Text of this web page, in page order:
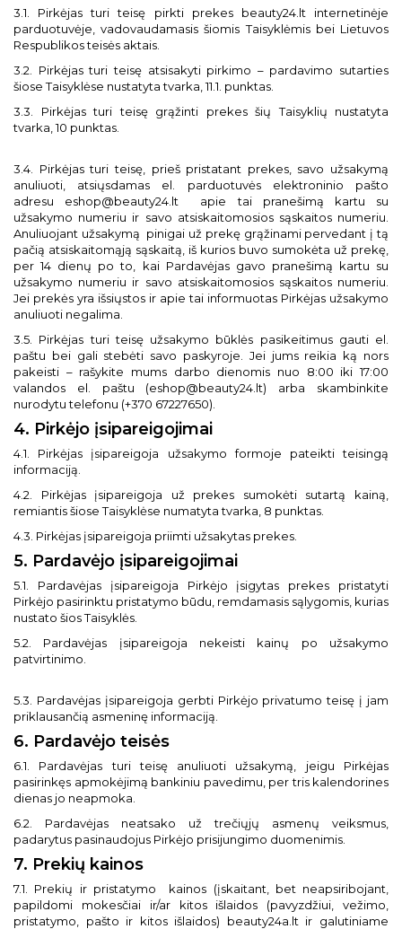
3.1. Pirkėjas turi teisę pirkti prekes beauty24.lt internetinėje
parduotuvėje, vadovaudamasis šiomis Taisyklėmis bei Lietuvos
Respublikos teisės aktais.
3.2. Pirkėjas turi teisę atsisakyti pirkimo – pardavimo sutarties
šiose Taisyklėse nustatyta tvarka, 11.1. punktas.
3.3. Pirkėjas turi teisę grąžinti prekes šių Taisyklių nustatyta
tvarka, 10 punktas.
3.4. Pirkėjas turi teisę, prieš pristatant prekes, savo užsakymą
anuliuoti, atsiųsdamas el. parduotuvės elektroninio pašto
adresu eshop@beauty24.lt
apie tai pranešimą kartu su
užsakymo numeriu ir savo atsiskaitomosios sąskaitos numeriu.
Anuliuojant užsakymą pinigai už prekę grąžinami pervedant į tą
pačią atsiskaitomąją sąskaitą, iš kurios buvo sumokėta už prekę,
per 14 dienų po to, kai Pardavėjas gavo pranešimą kartu su
užsakymo numeriu ir savo atsiskaitomosios sąskaitos numeriu.
Jei prekės yra išsiųstos ir apie tai informuotas Pirkėjas užsakymo
anuliuoti negalima.
3.5. Pirkėjas turi teisę užsakymo būklės pasikeitimus gauti el.
paštu bei gali stebėti savo paskyroje. Jei jums reikia ką nors
pakeisti – rašykite mums darbo dienomis nuo 8:00 iki 17:00
valandos el. paštu (eshop@beauty24.lt) arba skambinkite
nurodytu telefonu (+370 67227650).
4. Pirkėjo įsipareigojimai
4.1. Pirkėjas įsipareigoja užsakymo formoje pateikti teisingą
informaciją.
4.2. Pirkėjas įsipareigoja už prekes sumokėti sutartą kainą,
remiantis šiose Taisyklėse numatyta tvarka, 8 punktas.
4.3. Pirkėjas įsipareigoja priimti užsakytas prekes.
5. Pardavėjo įsipareigojimai
5.1. Pardavėjas įsipareigoja Pirkėjo įsigytas prekes pristatyti
Pirkėjo pasirinktu pristatymo būdu, remdamasis sąlygomis, kurias
nustato šios Taisyklės.
5.2. Pardavėjas įsipareigoja nekeisti kainų po užsakymo
patvirtinimo.
5.3. Pardavėjas įsipareigoja gerbti Pirkėjo privatumo teisę į jam
priklausančią asmeninę informaciją.
6. Pardavėjo teisės
6.1. Pardavėjas turi teisę anuliuoti užsakymą, jeigu Pirkėjas
pasirinkęs apmokėjimą bankiniu pavedimu, per tris kalendorines
dienas jo neapmoka.
6.2. Pardavėjas neatsako už trečiųjų asmenų veiksmus,
padarytus pasinaudojus Pirkėjo prisijungimo duomenimis.
7. Prekių kainos
7.1. Prekių ir pristatymo
kainos (įskaitant, bet neapsiribojant,
papildomi mokesčiai ir/ar kitos išlaidos (pavyzdžiui, vežimo,
pristatymo, pašto ir kitos išlaidos) beauty24a.lt ir galutiniame